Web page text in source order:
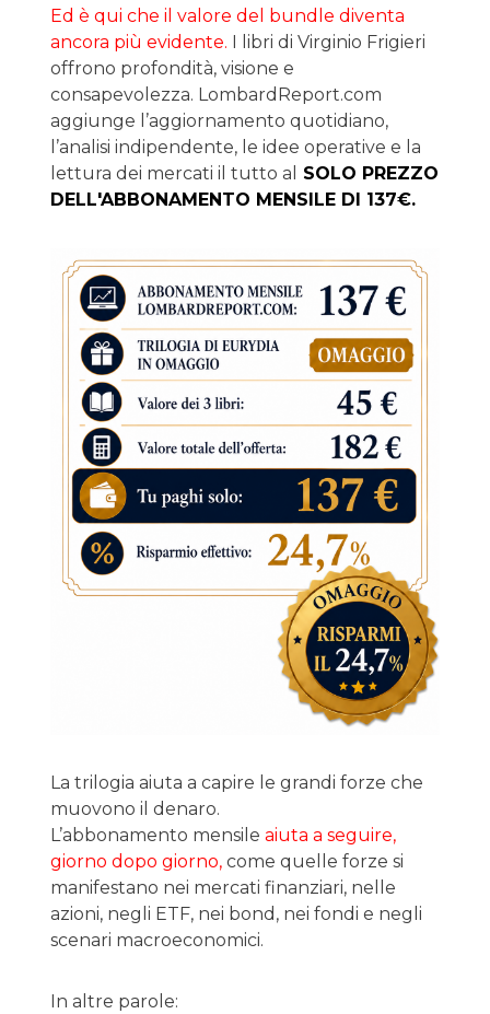
Ed è qui che il valore del bundle diventa
ancora più evidente. I libri di Virginio Frigieri
offrono profondità, visione e
consapevolezza. LombardReport.com
aggiunge l’aggiornamento quotidiano,
l’analisi indipendente, le idee operative e la
lettura dei mercati il tutto al
SOLO PREZZO
DELL'ABBONAMENTO MENSILE DI 137€.
La trilogia aiuta a capire le grandi forze che
muovono il denaro.
L’abbonamento mensile aiuta a seguire,
giorno dopo giorno, come quelle forze si
manifestano nei mercati finanziari, nelle
azioni, negli ETF, nei bond, nei fondi e negli
scenari macroeconomici.
In altre parole: